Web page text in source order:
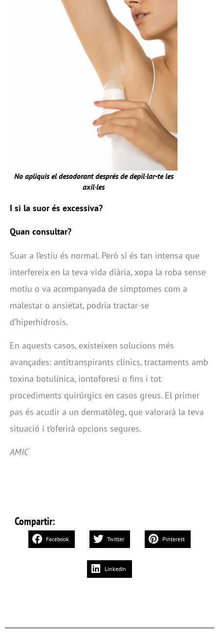
No apliquis el desodorant després de depil·lar-te les
axil·les
I si la suor és excessiva?
Quan consultar?
Suar a l’estiu és normal. Però si és tan intensa que
interfereix en la teva vida diària, xopa la roba sense
motiu o va acompanyada de símptomes com a
malestar o ansietat, podria tractar-se
d’hiperhidrosis.
En aquests casos, existeixen solucions més
avançades: antitranspirants clínics, tractaments amb
toxina botulínica, iontoforesi o fins i tot
procediments quirúrgics en casos greus. El primer
pas és acudir a un dermatòleg, que valorarà la teva
situació i t’oferirà opcions segures.
AMIC
Compartir:
Facebook Twitter Pinterest
LinkedIn